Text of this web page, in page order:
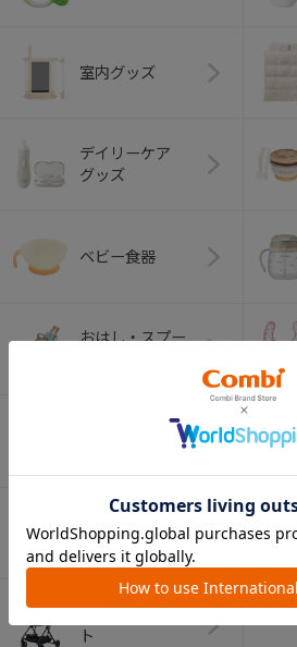
室内グッズ
デイリーケア
グッズ
ベビー食器
おはし・スプー
（お口のケア）
（ヘルメット）
ショッピングカー
ト